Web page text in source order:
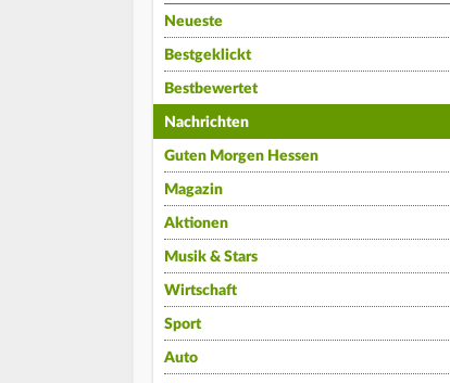
Neueste
Bestgeklickt
Bestbewertet
Nachrichten
Guten Morgen Hessen
Magazin
Aktionen
Musik & Stars
Wirtschaft
Sport
Auto